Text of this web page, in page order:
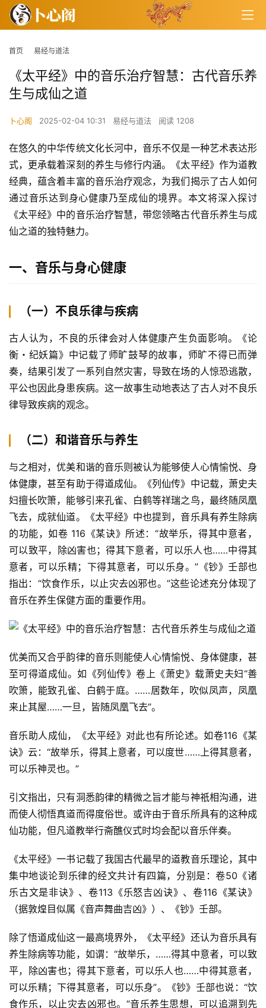
首页 易经与道法
《太平经》中的音乐治疗智慧：古代音乐养
生与成仙之道
卜心阁 2025-02-04 10:31 易经与道法 阅读 1208
在悠久的中华传统文化长河中，音乐不仅是一种艺术表达形
式，更承载着深刻的养生与修行内涵。《太平经》作为道教
经典，蕴含着丰富的音乐治疗观念，为我们揭示了古人如何
通过音乐达到身心健康乃至成仙的境界。本文将深入探讨
《太平经》中的音乐治疗智慧，带您领略古代音乐养生与成
仙之道的独特魅力。
一、音乐与身心健康
（一）不良乐律与疾病
古人认为，不良的乐律会对人体健康产生负面影响。《论
衡・纪妖篇》中记载了师旷鼓琴的故事，师旷不得已而弹
奏，结果引发了一系列自然灾害，导致在场的人惊恐逃散，
平公也因此身患疾病。这一故事生动地表达了古人对不良乐
律导致疾病的观念。
（二）和谐音乐与养生
与之相对，优美和谐的音乐则被认为能够使人心情愉悦、身
体健康，甚至有助于得道成仙。《列仙传》中记载，萧史夫
妇擅长吹箫，能够引来孔雀、白鹤等祥瑞之鸟，最终随凤凰
飞去，成就仙道。《太平经》中也提到，音乐具有养生除病
的功能，如卷 116《某诀》所述：“故举乐，得其中意者，
可以致平，除凶害也；得其下意者，可以乐人也……中得其
意者，可以乐精；下得其意者，可以乐身。”《钞》壬部也
指出：“饮食作乐，以止灾去凶邪也。”这些论述充分体现了
音乐在养生保健方面的重要作用。
优美而又合乎韵律的音乐则能使人心情愉悦、身体健康，甚
至可得道成仙。如《列仙传》卷上《萧史》载萧史夫妇“善
吹箫，能致孔雀、白鹤于庭。……居数年，吹似凤声，凤凰
来止其屋……一旦，皆随凤凰飞去”。
音乐助人成仙，《太平经》对此也有所论述。如卷116《某
诀》云：“故举乐，得其上意者，可以度世……上得其意者，
可以乐神灵也。”
引文指出，只有洞悉韵律的精微之旨才能与神祇相沟通，进
而使人彻悟真道而得度俗世。或许由于音乐所具有的这种成
仙功能，但凡道教举行斋醮仪式时均会配以音乐伴奏。
《太平经》一书记载了我国古代最早的道教音乐理论，其中
集中地谈论到乐律的经文共计有四篇，分别是：卷50《诸
乐古文是非诀》、卷113《乐怒吉凶诀》、卷116《某诀》
（据敦煌目似属《音声舞曲吉凶》）、《钞》壬部。
除了悟道成仙这一最高境界外，《太平经》还认为音乐具有
养生除病等功能，如谓：“故举乐，……得其中意者，可以致
平，除凶害也；得其下意者，可以乐人也……中得其意者，
可以乐精；下得其意者，可以乐身”。《钞》壬部也说：“饮
食作乐，以止灾去凶邪也。”音乐养生思想，可以追溯到先